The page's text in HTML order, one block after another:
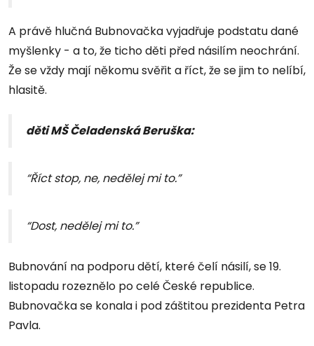
A právě hlučná Bubnovačka vyjadřuje podstatu dané
myšlenky - a to, že ticho děti před násilím neochrání.
Že se vždy mají někomu svěřit a říct, že se jim to nelíbí,
hlasitě.
děti MŠ Čeladenská Beruška:
“Říct stop, ne, nedělej mi to.”
“Dost, nedělej mi to.”
Bubnování na podporu dětí, které čelí násilí, se 19.
listopadu rozeznělo po celé České republice.
Bubnovačka se konala i pod záštitou prezidenta Petra
Pavla.